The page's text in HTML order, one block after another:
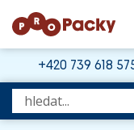
+420 739 618